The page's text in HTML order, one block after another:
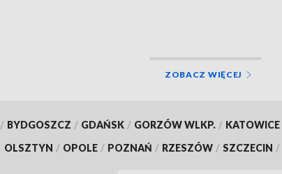
ZOBACZ WIĘCEJ
/ BYDGOSZCZ / GDAŃSK / GORZÓW WLKP. / KATOWICE
OLSZTYN / OPOLE / POZNAŃ / RZESZÓW / SZCZECIN /